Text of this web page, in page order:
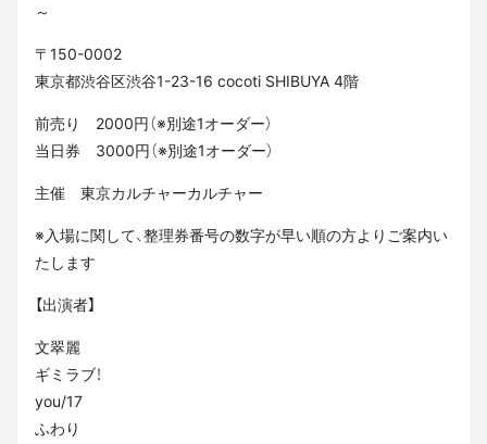
～
〒150-0002
東京都渋谷区渋谷1-23-16 cocoti SHIBUYA 4階
前売り 2000円（※別途1オーダー）
当日券 3000円（※別途1オーダー）
主催 東京カルチャーカルチャー
※入場に関して、整理券番号の数字が早い順の方よりご案内い
たします
【出演者】
文翠麗
ギミラブ！
you/17
ふわり